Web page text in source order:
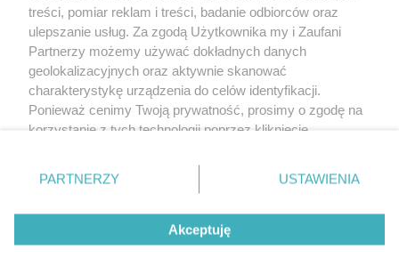
O nas
treści, pomiar reklam i treści, badanie odbiorców oraz
ulepszanie usług. Za zgodą Użytkownika my i Zaufani
Partnerzy możemy używać dokładnych danych
geolokalizacyjnych oraz aktywnie skanować
charakterystykę urządzenia do celów identyfikacji.
Ponieważ cenimy Twoją prywatność, prosimy o zgodę na
korzystanie z tych technologii poprzez kliknięcie
zmienić/wycofać klikając przycisk ustawień prywatności
znajdujący się w lewym dolnym rogu strony
rodzaje przetwarzania danych nie wymagają zgody
użytkownika, ale masz prawo sprzeciwić się takiemu
przetwarzaniu. Preferencje będą miały zastosowanie tylko
PARTNERZY USTAWIENIA
Akceptuję